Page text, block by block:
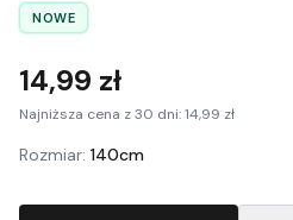
NOWE
14,99 zł
Najniższa cena z 30 dni: 14,99 zł
Rozmiar: 140cm